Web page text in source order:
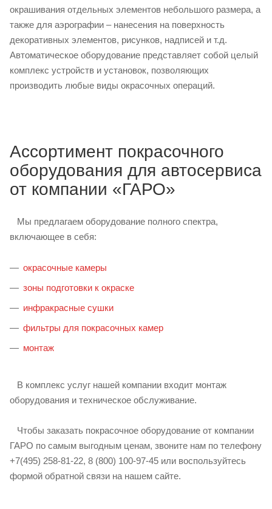
окрашивания отдельных элементов небольшого размера, а
также для аэрографии – нанесения на поверхность
декоративных элементов, рисунков, надписей и т.д.
Автоматическое оборудование представляет собой целый
комплекс устройств и установок, позволяющих
производить любые виды окрасочных операций.
Ассортимент покрасочного
оборудования для автосервиса
от компании «ГАРО»
Мы предлагаем оборудование полного спектра,
включающее в себя:
окрасочные камеры
зоны подготовки к окраске
инфракрасные сушки
фильтры для покрасочных камер
монтаж
В комплекс услуг нашей компании входит монтаж
оборудования и техническое обслуживание.
Чтобы заказать покрасочное оборудование от компании
ГАРО по самым выгодным ценам, звоните нам по телефону
+7(495) 258-81-22, 8 (800) 100-97-45 или воспользуйтесь
формой обратной связи на нашем сайте.